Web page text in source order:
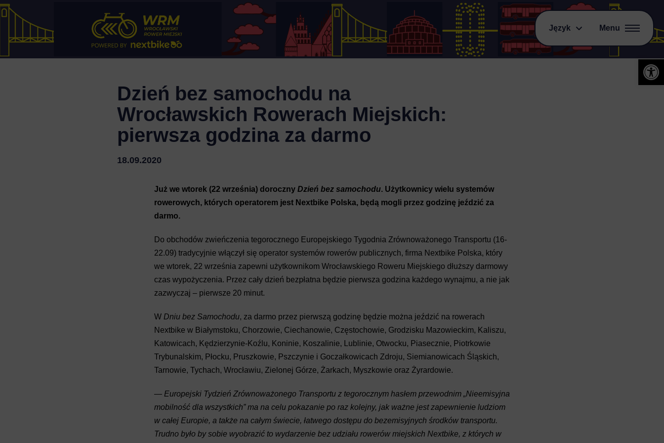
Język Menu
Dzień bez samochodu na
Wrocławskich Rowerach Miejskich:
pierwsza godzina za darmo
18.09.2020
Już we wtorek (22 września) doroczny Dzień bez samochodu. Użytkownicy wielu systemów
rowerowych, których operatorem jest Nextbike Polska, będą mogli przez godzinę jeździć za
darmo.
Do obchodów zwieńczenia tegorocznego Europejskiego Tygodnia Zrównoważonego Transportu (16-
22.09) tradycyjnie włączył się operator systemów rowerów publicznych, firma Nextbike Polska, który
we wtorek, 22 września zapewni użytkownikom Wrocławskiego Roweru Miejskiego dłuższy darmowy
czas wypożyczenia. Przez cały dzień bezpłatna będzie pierwsza godzina każdego wynajmu, a nie jak
zazwyczaj – pierwsze 20 minut.
W Dniu bez Samochodu, za darmo przez pierwszą godzinę będzie można jeździć na rowerach
Nextbike w Białymstoku, Chorzowie, Ciechanowie, Częstochowie, Grodzisku Mazowieckim, Kaliszu,
Katowicach, Kędzierzynie-Koźlu, Koninie, Koszalinie, Lublinie, Otwocku, Piasecznie, Piotrkowie
Trybunalskim, Płocku, Pruszkowie, Pszczynie i Goczałkowicach Zdroju, Siemianowicach Śląskich,
Tarnowie, Tychach, Wrocławiu, Zielonej Górze, Żarkach, Myszkowie oraz Żyrardowie.
— Europejski Tydzień Zrównoważonego Transportu z tegorocznym hasłem przewodnim „Nieemisyjna
mobilność dla wszystkich” ma na celu pokazanie po raz kolejny, jak ważne jest zapewnienie ludziom
w całej Europie, a także na całym świecie, łatwego dostępu do bezemisyjnych środków transportu.
Trudno było by sobie wyobrazić to wydarzenie bez udziału rowerów miejskich Nextbike, z których w